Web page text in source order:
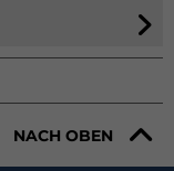
NACH OBEN